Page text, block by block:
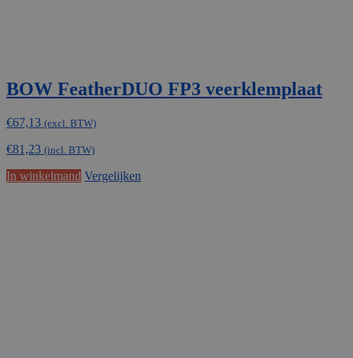
BOW FeatherDUO FP3 veerklemplaat
€67,13 (excl. BTW)
€81,23 (incl. BTW)
In winkelmand Vergelijken